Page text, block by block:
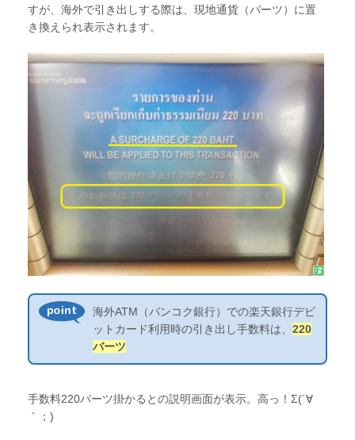
すが、海外で引き出しする際は、現地通貨（バーツ）に置
き換えられ表示されます。
海外ATM（バンコク銀行）での楽天銀行デビ
ットカード利用時の引き出し手数料は、220
バーツ
手数料220バーツ掛かるとの説明画面が表示。高っ！Σ(´∀
｀；)